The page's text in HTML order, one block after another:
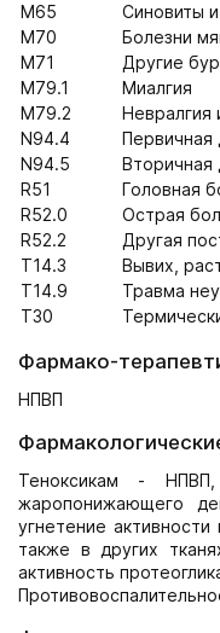
M65
Синовиты
M70
Болезни
M71
Другие
M79.1
Миалгия
M79.2
Невралгия
N94.4
Первичная
N94.5
Вторичная
R51
Головная
R52.0
Острая
R52.2
Другая
T14.3
Вывих,
T14.9
Травма
T30
Фармако-
НПВП
Теноксикам - НПВП,
жаропонижающего
угнетение
также в других
активность